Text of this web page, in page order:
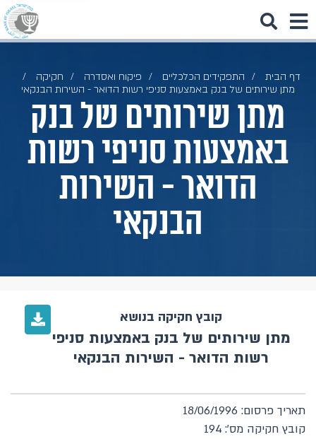
דף הבית התפקידים הכלכליים פיקוח ואסדרה
חקיקה
מתן שירותים של בנק באמצעות סניפי רשות הדואר - השירות הבנקאי
מתן שירותים של בנק
באמצעות סניפי רשות
הדואר - השירות
הבנקאי
קובץ חקיקה בנושא
מתן שירותים של בנק באמצעות סניפי
רשות הדואר - השירות הבנקאי
תאריך פרסום: 18/06/1996
קובץ חקיקה מס': 194